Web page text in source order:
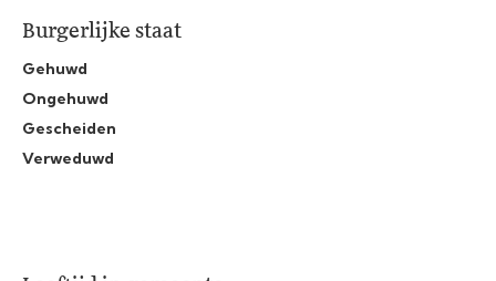
Burgerlijke staat
Gehuwd
Ongehuwd
Gescheiden
Verweduwd